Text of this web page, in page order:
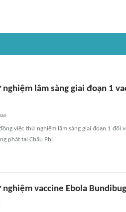
lâm sàng giai đoạn 1
việc thử nghiệm lâm sàng giai đoạn 1 đối
phát tại Châu Phi.
vaccine Ebola